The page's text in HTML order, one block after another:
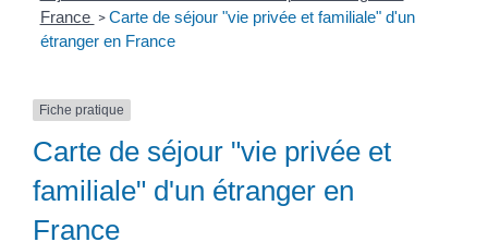
France > Carte de séjour "vie privée et familiale" d'un
étranger en France
Fiche pratique
Carte de séjour "vie privée et
familiale" d'un étranger en
France